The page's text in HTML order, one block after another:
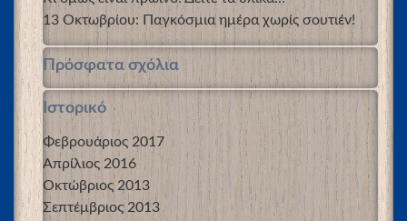
13 Οκτωβρίου: Παγκόσμια ημέρα χωρίς σουτιέν!
Πρόσφατα σχόλια
Ιστορικό
Φεβρουάριος 2017
Απρίλιος 2016
Οκτώβριος 2013
Σεπτέμβριος 2013